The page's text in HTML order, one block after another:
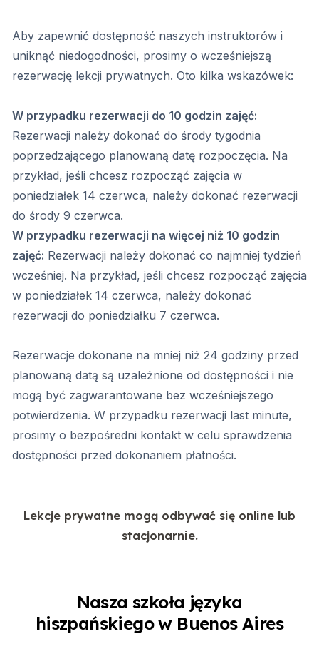
Aby zapewnić dostępność naszych instruktorów i
uniknąć niedogodności, prosimy o wcześniejszą
rezerwację lekcji prywatnych. Oto kilka wskazówek:
W przypadku rezerwacji do 10 godzin zajęć:
Rezerwacji należy dokonać do środy tygodnia
poprzedzającego planowaną datę rozpoczęcia. Na
przykład, jeśli chcesz rozpocząć zajęcia w
poniedziałek 14 czerwca, należy dokonać rezerwacji
do środy 9 czerwca.
W przypadku rezerwacji na więcej niż 10 godzin
zajęć: Rezerwacji należy dokonać co najmniej tydzień
wcześniej. Na przykład, jeśli chcesz rozpocząć zajęcia
w poniedziałek 14 czerwca, należy dokonać
rezerwacji do poniedziałku 7 czerwca.
Rezerwacje dokonane na mniej niż 24 godziny przed
planowaną datą są uzależnione od dostępności i nie
mogą być zagwarantowane bez wcześniejszego
potwierdzenia. W przypadku rezerwacji last minute,
prosimy o bezpośredni kontakt w celu sprawdzenia
dostępności przed dokonaniem płatności.
Lekcje prywatne mogą odbywać się online lub
stacjonarnie.
Nasza szkoła języka
hiszpańskiego w Buenos Aires